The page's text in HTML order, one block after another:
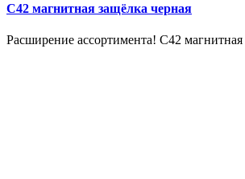
С42 магнитная защёлка черная
Расширение ассортимента! С42 магнитная